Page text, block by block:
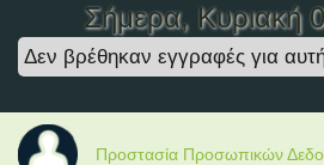
Σήμερα, Κυριακή
Δεν βρέθηκαν εγγραφές για
Προστασία Προσωπικών